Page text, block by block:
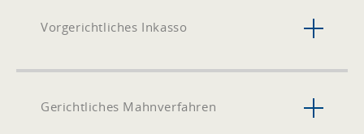
Vorgerichtliches Inkasso
Gerichtliches Mahnverfahren